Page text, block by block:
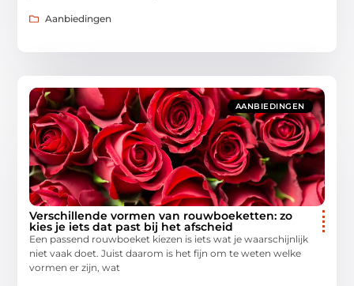
Aanbiedingen
AANBIEDINGEN
Verschillende vormen van rouwboeketten: zo
kies je iets dat past bij het afscheid
Een passend rouwboeket kiezen is iets wat je waarschijnlijk
niet vaak doet. Juist daarom is het fijn om te weten welke
vormen er zijn, wat